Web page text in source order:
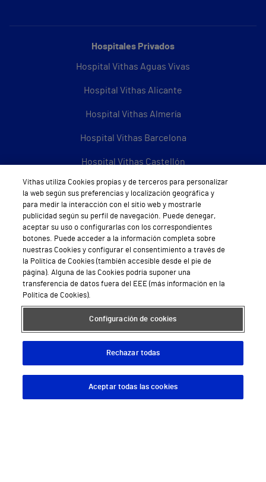
Hospitales Privados
Hospital Vithas Aguas Vivas
Hospital Vithas Alicante
Hospital Vithas Almería
Hospital Vithas Barcelona
Hospital Vithas Castellón
Hospital Vithas Granada
Hospital Universitario Vithas Las Palmas
Hospital Vithas Lleida
Hospital Universitario Vithas Madrid Aravaca
Hospital Universitario Vithas Madrid Arturo Soria
Hospital Universitario Vithas Madrid La Milagrosa
Hospital Vithas Medimar
Hospital Vithas Sevilla
Hospital Vithas Tenerife
Descargar App
Vithas utiliza Cookies propias y de terceros para personalizar
la web según sus preferencias y localización geográfica y
para medir la interacción con el sitio web y mostrarle
publicidad según su perfil de navegación. Puede denegar,
aceptar su uso o configurarlas con los correspondientes
botones. Puede acceder a la información completa sobre
nuestras Cookies y configurar el consentimiento a través de
la Política de Cookies (también accesible desde el pie de
página). Alguna de las Cookies podría suponer una
transferencia de datos fuera del EEE (más información en la
Política de Cookies).
Configuración de cookies
Rechazar todas
Aceptar todas las cookies